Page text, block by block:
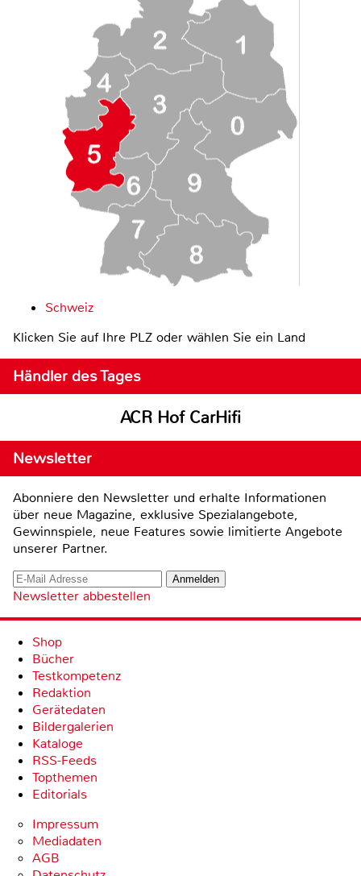
Schweiz
Klicken Sie auf Ihre PLZ oder wählen Sie ein Land
Händler des Tages
ACR Hof CarHifi
Newsletter
Abonniere den Newsletter und erhalte Informationen
über neue Magazine, exklusive Spezialangebote,
Gewinnspiele, neue Features sowie limitierte Angebote
unserer Partner.
Newsletter abbestellen
Shop
Bücher
Testkompetenz
Redaktion
Gerätedaten
Bildergalerien
Kataloge
RSS-Feeds
Topthemen
Editorials
Impressum
Mediadaten
AGB